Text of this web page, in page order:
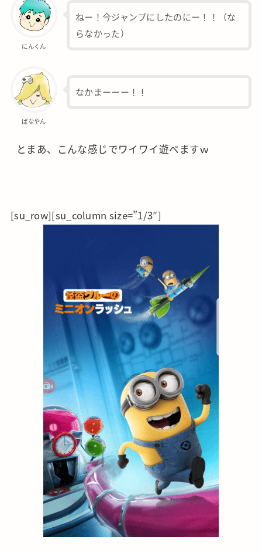
にんくん
ねー！今ジャンプにしたのにー！！（な
らなかった）
ばなやん
なかまーーー！！
とまあ、こんな感じでワイワイ遊べますｗ
[su_row][su_column size=”1/3″]